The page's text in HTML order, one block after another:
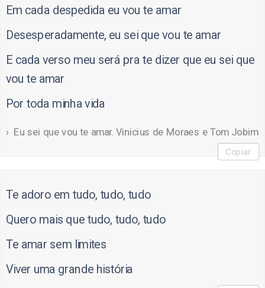
Em cada despedida eu vou te amar
Desesperadamente, eu sei que vou te amar
E cada verso meu será pra te dizer que eu sei que
vou te amar
Por toda minha vida
Eu sei que vou te amar. Vinicius de Moraes e Tom Jobim
Copiar
Te adoro em tudo, tudo, tudo
Quero mais que tudo, tudo, tudo
Te amar sem limites
Viver uma grande história